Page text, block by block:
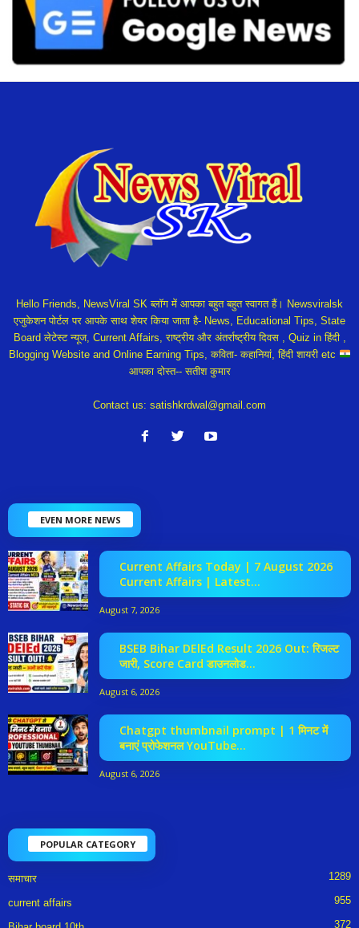
Hello Friends, NewsViral SK ब्लॉग में आपका बहुत बहुत स्वागत हैं। Newsviralsk
एजुकेशन पोर्टल पर आपके साथ शेयर किया जाता है- News, Educational Tips, State
Board लेटेस्ट न्यूज, Current Affairs, राष्ट्रीय और अंतर्राष्ट्रीय दिवस , Quiz in हिंदी ,
Blogging Website and Online Earning Tips, कविता- कहानियां, हिंदी शायरी etc
आपका दोस्त-- सतीश कुमार
Contact us: satishkrdwal@gmail.com
EVEN MORE NEWS
Current Affairs Today | 7 August 2026
Current Affairs | Latest...
August 7, 2026
BSEB Bihar DElEd Result 2026 Out: रिजल्ट
जारी, Score Card डाउनलोड...
August 6, 2026
Chatgpt thumbnail prompt | 1 मिनट में
बनाएं प्रोफेशनल YouTube...
August 6, 2026
POPULAR CATEGORY
समाचार 1289
current affairs 955
372